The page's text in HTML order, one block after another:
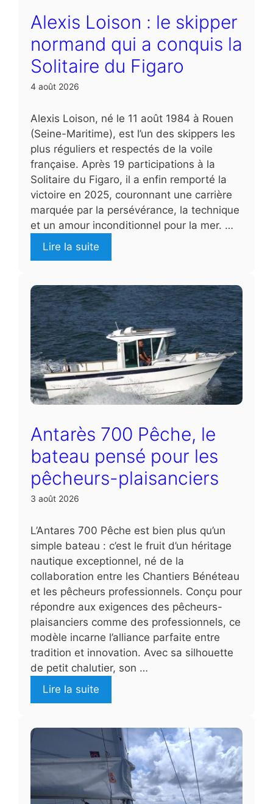
Alexis Loison : le skipper
normand qui a conquis la
Solitaire du Figaro
4 août 2026
Alexis Loison, né le 11 août 1984 à Rouen
(Seine-Maritime), est l’un des skippers les
plus réguliers et respectés de la voile
française. Après 19 participations à la
Solitaire du Figaro, il a enfin remporté la
victoire en 2025, couronnant une carrière
marquée par la persévérance, la technique
et un amour inconditionnel pour la mer. …
Lire la suite
Antarès 700 Pêche, le
bateau pensé pour les
pêcheurs-plaisanciers
3 août 2026
L’Antares 700 Pêche est bien plus qu’un
simple bateau : c’est le fruit d’un héritage
nautique exceptionnel, né de la
collaboration entre les Chantiers Bénéteau
et les pêcheurs professionnels. Conçu pour
répondre aux exigences des pêcheurs-
plaisanciers comme des professionnels, ce
modèle incarne l’alliance parfaite entre
tradition et innovation. Avec sa silhouette
de petit chalutier, son …
Lire la suite